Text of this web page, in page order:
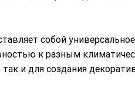
собой
к разным
так и для создания